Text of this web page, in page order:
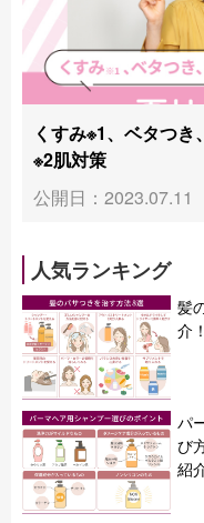
くすみ※1、ベタつ
※2肌対策
公開日：2023.07.11
人気ランキング
髪
介
パ
び
紹